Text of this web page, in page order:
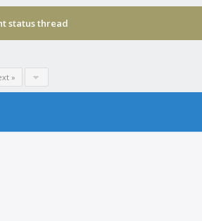
status thread
»